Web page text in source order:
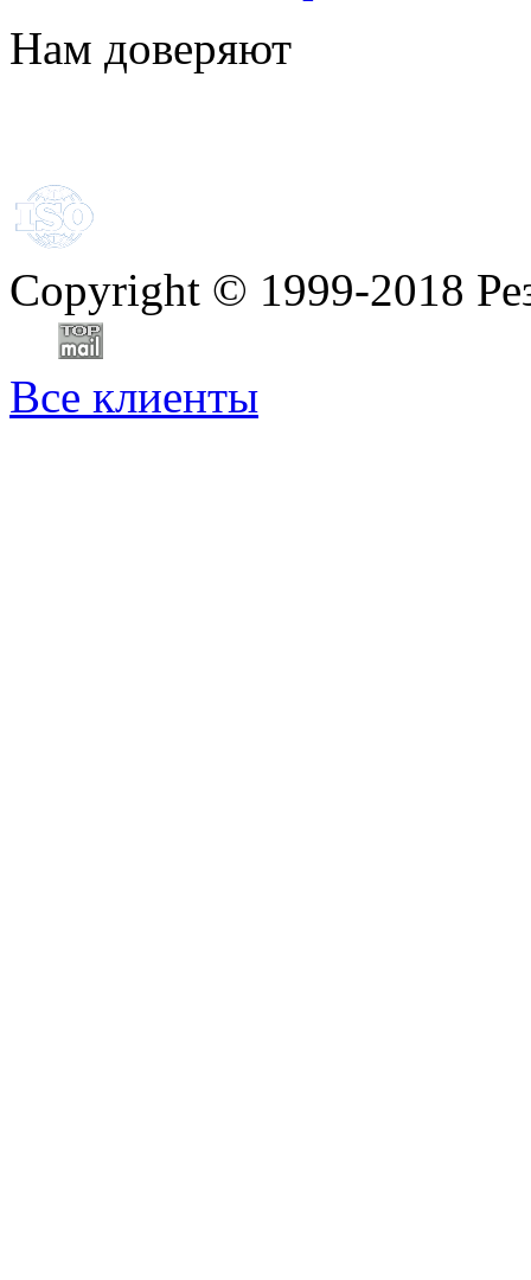
Нам доверяют
Copyright © 1999-2018
Все клиенты